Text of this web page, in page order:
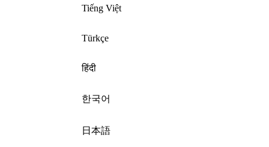
Tiếng Việt
Türkçe
हिंदी
한국어
日本語